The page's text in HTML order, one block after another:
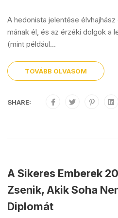
A hedonista jelentése
mának él, és az érzéki dolgok a
(mint például...
TOVÁBB OLVASOM
SHARE:
A Sikeres Emberek
Zsenik, Akik Soha
Diplomát